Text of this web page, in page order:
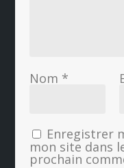
Nom *
Enregistrer
mon site dans
prochain